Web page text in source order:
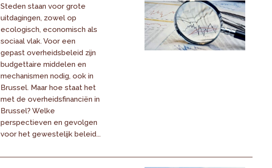
Steden staan voor grote
uitdagingen, zowel op
ecologisch, economisch als
sociaal vlak. Voor een
gepast overheidsbeleid zijn
budgettaire middelen en
mechanismen nodig, ook in
Brussel. Maar hoe staat het
met de overheidsfinanciën in
Brussel? Welke
perspectieven en gevolgen
voor het gewestelijk beleid...